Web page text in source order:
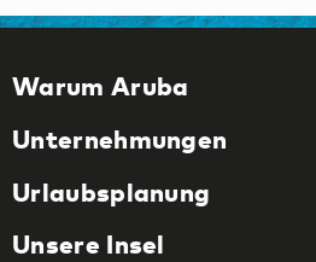
Warum Aruba
Unternehmungen
Urlaubsplanung
Unsere Insel